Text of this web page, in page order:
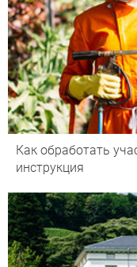
Как обработать
инструкция